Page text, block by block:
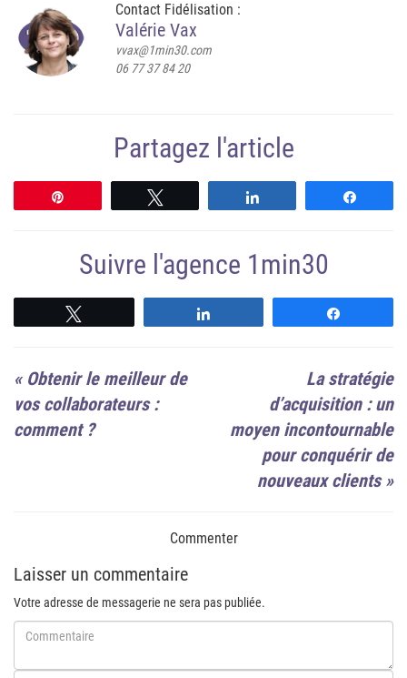
Contact Fidélisation :
Valérie Vax
vvax@1min30.com
06 77 37 84 20
Partagez l'article
Suivre l'agence 1min30
« Obtenir le meilleur de
vos collaborateurs :
comment ?
La stratégie
d’acquisition : un
moyen incontournable
pour conquérir de
nouveaux clients»
Commenter
Laisser un commentaire
Votre adresse de messagerie ne sera pas publiée.